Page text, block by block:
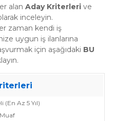
alan Aday Kriterleri ve
inceleyin.
zaman kendi iş
uygun iş ilanlarına
için aşağıdaki BU
(En Az 5 Yıl)
Muaf